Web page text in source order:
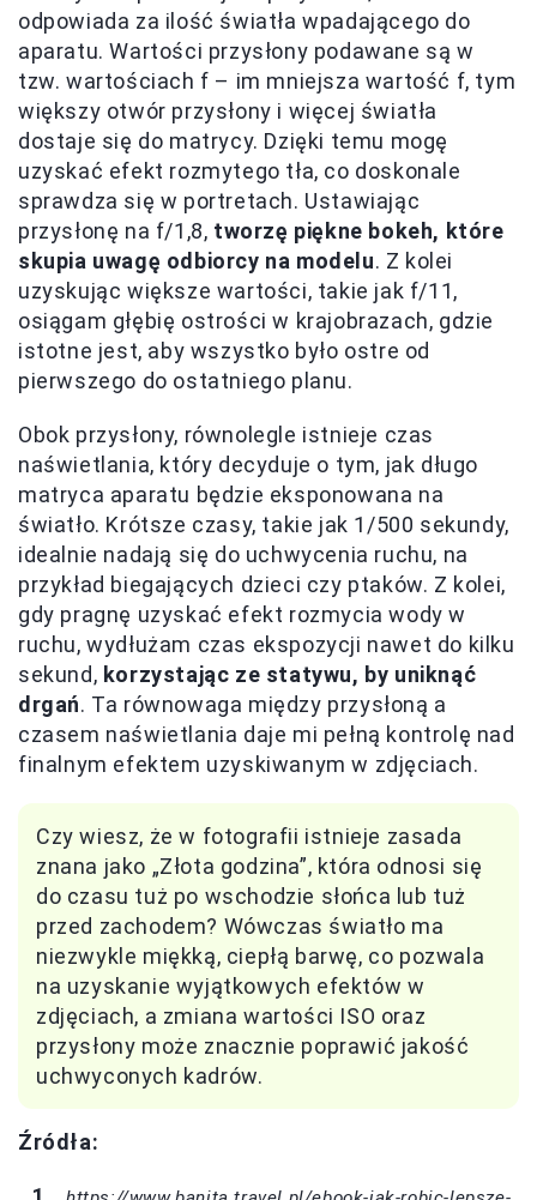
odpowiada za ilość światła wpadającego do
aparatu. Wartości przysłony podawane są w
tzw. wartościach f – im mniejsza wartość f, tym
większy otwór przysłony i więcej światła
dostaje się do matrycy. Dzięki temu mogę
uzyskać efekt rozmytego tła, co doskonale
sprawdza się w portretach. Ustawiając
przysłonę na f/1,8, tworzę piękne bokeh, które
skupia uwagę odbiorcy na modelu. Z kolei
uzyskując większe wartości, takie jak f/11,
osiągam głębię ostrości w krajobrazach, gdzie
istotne jest, aby wszystko było ostre od
pierwszego do ostatniego planu.
Obok przysłony, równolegle istnieje czas
naświetlania, który decyduje o tym, jak długo
matryca aparatu będzie eksponowana na
światło. Krótsze czasy, takie jak 1/500 sekundy,
idealnie nadają się do uchwycenia ruchu, na
przykład biegających dzieci czy ptaków. Z kolei,
gdy pragnę uzyskać efekt rozmycia wody w
ruchu, wydłużam czas ekspozycji nawet do kilku
sekund, korzystając ze statywu, by uniknąć
drgań. Ta równowaga między przysłoną a
czasem naświetlania daje mi pełną kontrolę nad
finalnym efektem uzyskiwanym w zdjęciach.
Czy wiesz, że w fotografii istnieje zasada
znana jako „Złota godzina”, która odnosi się
do czasu tuż po wschodzie słońca lub tuż
przed zachodem? Wówczas światło ma
niezwykle miękką, ciepłą barwę, co pozwala
na uzyskanie wyjątkowych efektów w
zdjęciach, a zmiana wartości ISO oraz
przysłony może znacznie poprawić jakość
uchwyconych kadrów.
Źródła: